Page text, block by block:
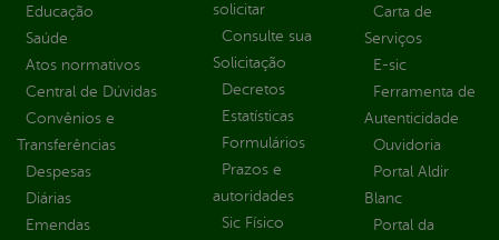
Educação
Saúde
Atos normativos
Central de Dúvidas
Convênios e
Transferências
Despesas
Diárias
Emendas
solicitar
Consulte sua
Solicitação
Decretos
Estatísticas
Formulários
Prazos e
autoridades
Sic Físico
Carta de
Serviços
E-sic
Ferramenta de
Autenticidade
Ouvidoria
Portal Aldir
Blanc
Portal da